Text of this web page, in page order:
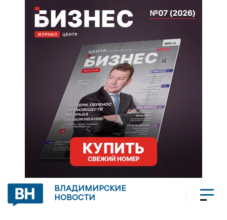
ВЛАДИМИРСКИЕ
НОВОСТИ